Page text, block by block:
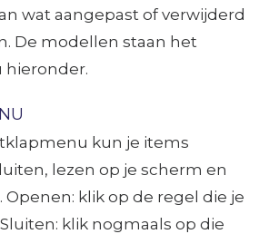
wat aangepast of verwijderd
De modellen staan het
kun je items
lezen op je scherm en
klik op de regel die je
klik nogmaals op die